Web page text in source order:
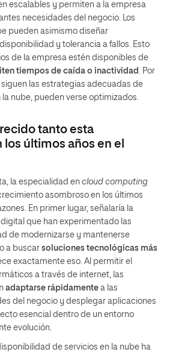
escalables y permiten a la empresa
necesidades del negocio. Los
pueden asimismo diseñar
y tolerancia a fallos. Esto
de la empresa estén disponibles de
tiempos de caída o inactividad . Por
siguen las estrategias adecuadas de
nube, pueden verse optimizados.
tanto esta
últimos años en el
la especialidad en cloud computing
asombroso en los últimos
En primer lugar, señalaría la
que han experimentado las
de modernizarse y mantenerse
a buscar soluciones tecnológicas más
exactamente eso. Al permitir el
a través de internet, las
adaptarse rápidamente a las
del negocio y desplegar aplicaciones
esencial dentro de un entorno
evolución.
de servicios en la nube ha